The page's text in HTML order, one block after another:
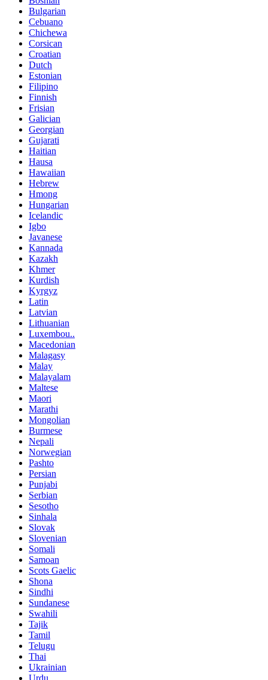
Bulgarian
Cebuano
Chichewa
Corsican
Croatian
Dutch
Estonian
Filipino
Finnish
Frisian
Galician
Georgian
Gujarati
Haitian
Hausa
Hawaiian
Hebrew
Hmong
Hungarian
Icelandic
Igbo
Javanese
Kannada
Kazakh
Khmer
Kurdish
Kyrgyz
Latin
Latvian
Lithuanian
Luxembou..
Macedonian
Malagasy
Malay
Malayalam
Maltese
Maori
Marathi
Mongolian
Burmese
Nepali
Norwegian
Pashto
Persian
Punjabi
Serbian
Sesotho
Sinhala
Slovak
Slovenian
Somali
Samoan
Scots Gaelic
Shona
Sindhi
Sundanese
Swahili
Tajik
Tamil
Telugu
Thai
Ukrainian